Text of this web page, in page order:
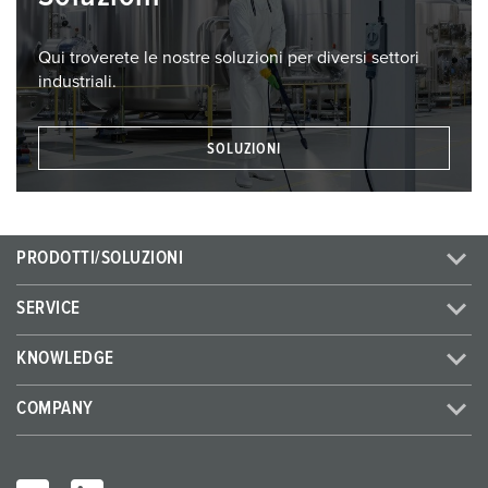
Qui troverete le nostre soluzioni per diversi settori
industriali.
SOLUZIONI
PRODOTTI/SOLUZIONI
SERVICE
KNOWLEDGE
COMPANY